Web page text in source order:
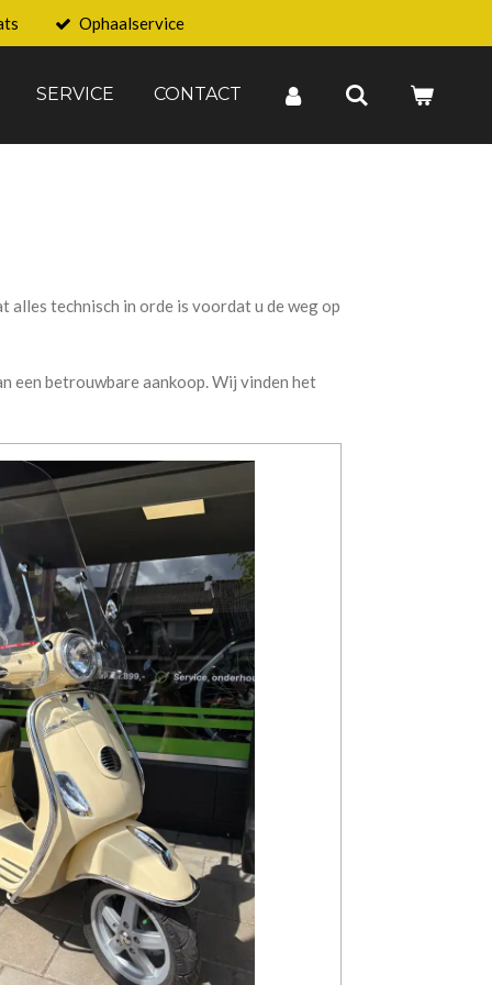
Ophaalservice
SERVICE CONTACT
technisch in orde is voordat u de weg op
een betrouwbare aankoop. Wij vinden het